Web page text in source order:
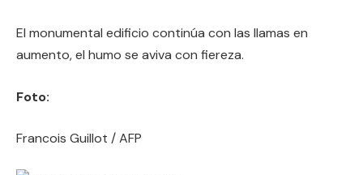
El monumental edificio continúa con las llamas en
aumento, el humo se aviva con fiereza.
Foto:
Francois Guillot / AFP